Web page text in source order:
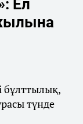
Ел
бұлттылық,
түнде